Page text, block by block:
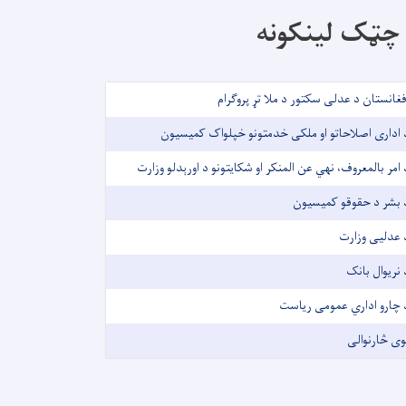
چټک لینکونه
د عدلی سکتور د ملا تړ پروګرام
اداری اصلاحاتو او ملکی خدمتونو خپلواک کمیسیون
امر بالمعروف، نهي عن المنکر او شکایتونو د اورېدلو وزارت
بشر د حقوقو کمیسیون
عدلیی وزارت
نریوال بانک
چارو اداري عمومی ریاست
څارنوالی